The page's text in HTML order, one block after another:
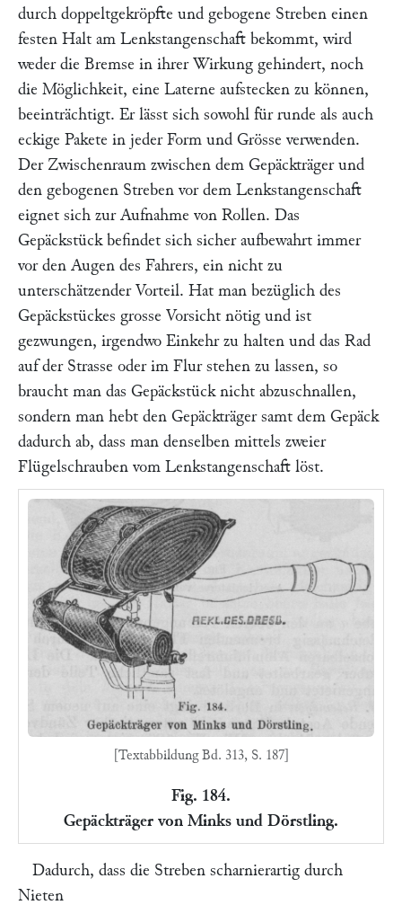
durch doppeltgekröpfte und gebogene Streben einen
festen Halt am Lenkstangenschaft bekommt, wird
weder die Bremse in ihrer Wirkung gehindert, noch
die Möglichkeit, eine Laterne aufstecken zu können,
beeinträchtigt. Er lässt sich sowohl für runde als auch
eckige Pakete in jeder Form und Grösse verwenden.
Der Zwischenraum zwischen dem Gepäckträger und
den gebogenen Streben vor dem Lenkstangenschaft
eignet sich zur Aufnahme von Rollen. Das
Gepäckstück befindet sich sicher aufbewahrt immer
vor den Augen des Fahrers, ein nicht zu
unterschätzender Vorteil. Hat man bezüglich des
Gepäckstückes grosse Vorsicht nötig und ist
gezwungen, irgendwo Einkehr zu halten und das Rad
auf der Strasse oder im Flur stehen zu lassen, so
braucht man das Gepäckstück nicht abzuschnallen,
sondern man hebt den Gepäckträger samt dem Gepäck
dadurch ab, dass man denselben mittels zweier
Flügelschrauben vom Lenkstangenschaft löst.
[Textabbildung Bd. 313, S. 187]
Fig. 184.
Gepäckträger von Minks und Dörstling.
Dadurch, dass die Streben scharnierartig durch
Nieten